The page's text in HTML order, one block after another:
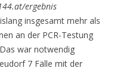
ergebnis
insgesamt mehr als
an der PCR-Testung
war notwendig
7 Fälle mit der